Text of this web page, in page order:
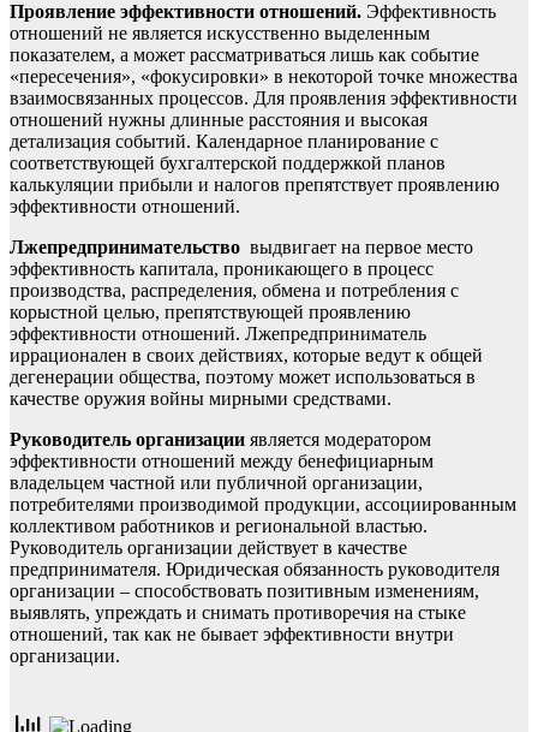
Проявление эффективности отношений. Эффективность
отношений не является искусственно выделенным
показателем, а может рассматриваться лишь как событие
«пересечения», «фокусировки» в некоторой точке множества
взаимосвязанных процессов. Для проявления эффективности
отношений нужны длинные расстояния и высокая
детализация событий. Календарное планирование с
соответствующей бухгалтерской поддержкой планов
калькуляции прибыли и налогов препятствует проявлению
эффективности отношений.
Лжепредпринимательство выдвигает на первое место
эффективность капитала, проникающего в процесс
производства, распределения, обмена и потребления с
корыстной целью, препятствующей проявлению
эффективности отношений. Лжепредприниматель
иррационален в своих действиях, которые ведут к общей
дегенерации общества, поэтому может использоваться в
качестве оружия войны мирными средствами.
Руководитель организации является модератором
эффективности отношений между бенефициарным
владельцем частной или публичной организации,
потребителями производимой продукции, ассоциированным
коллективом работников и региональной властью.
Руководитель организации действует в качестве
предпринимателя. Юридическая обязанность руководителя
организации – способствовать позитивным изменениям,
выявлять, упреждать и снимать противоречия на стыке
отношений, так как не бывает эффективности внутри
организации.